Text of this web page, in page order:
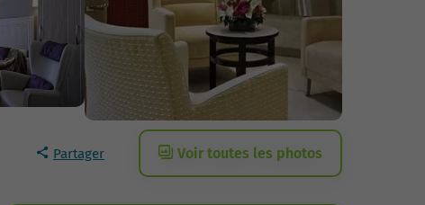
Partager Voir toutes les photos